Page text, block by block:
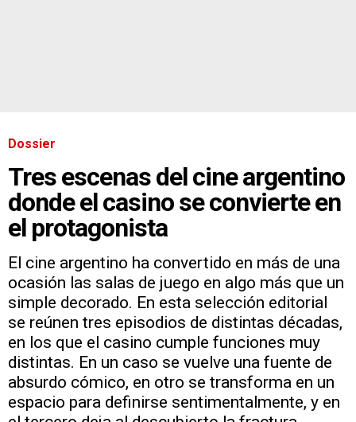
Dossier
Tres escenas del cine argentino
donde el casino se convierte en
el protagonista
El cine argentino ha convertido en más de una
ocasión las salas de juego en algo más que un
simple decorado. En esta selección editorial
se reúnen tres episodios de distintas décadas,
en los que el casino cumple funciones muy
distintas. En un caso se vuelve una fuente de
absurdo cómico, en otro se transforma en un
espacio para definirse sentimentalmente, y en